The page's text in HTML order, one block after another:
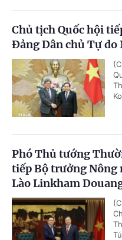
Chủ tịch Quốc hội
Đảng Dân chủ Tự do
Phó Thủ tướng
tiếp Bộ trưởng
Lào Linkham